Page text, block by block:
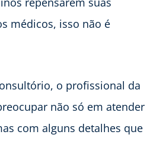
médicos, isso não é
o profissional da
não só em atender
com alguns detalhes que